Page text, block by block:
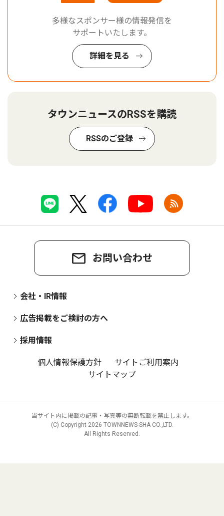
多様なスポンサー様の情報発信を
サポートいたします。
詳細を見る
タウンニュースのRSSを購読
RSSのご登録
お問い合わせ
会社・IR情報
広告掲載をご検討の方へ
採用情報
個人情報保護方針
サイトご利用案内
サイトマップ
当サイト内に掲載の記事・写真等の無断転載を禁止します。
(C) Copyright 2026 TOWNNEWS-SHA CO.,LTD.
All Rights Reserved.